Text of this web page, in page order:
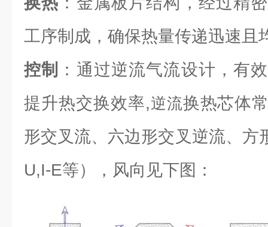
工序制成，确保热量传递迅速且
控制
：通过逆流气流设计，有
提升热交换效率,逆流换热芯体
形交叉流、六边形交叉逆流、方
U,I-E等），风向见下图：